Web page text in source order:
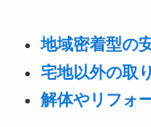
地域密着型の
宅地以外の取
解体やリフォ